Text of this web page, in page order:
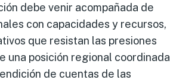
debe venir acompañada de
con capacidades y recursos,
que resistan las presiones
una posición regional coordinada
de cuentas de las